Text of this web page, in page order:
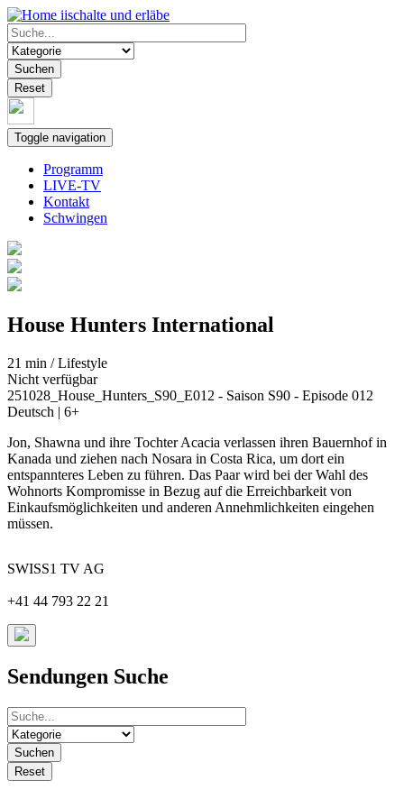
Skip to main content
iischalte und erläbe
Suchen
Reset
Toggle navigation
Programm
LIVE-TV
Kontakt
Schwingen
House Hunters International
21 min / Lifestyle
Nicht verfügbar
251028_House_Hunters_S90_E012 - Saison S90 - Episode 012
Deutsch | 6+
Jon, Shawna und ihre Tochter Acacia verlassen ihren Bauernhof in
Kanada und ziehen nach Nosara in Costa Rica, um dort ein
entspannteres Leben zu führen. Das Paar wird bei der Wahl des
Wohnorts Kompromisse in Bezug auf die Erreichbarkeit von
Einkaufsmöglichkeiten und anderen Annehmlichkeiten eingehen
müssen.
SWISS1 TV AG
+41 44 793 22 21
Sendungen Suche
Suchen
Reset